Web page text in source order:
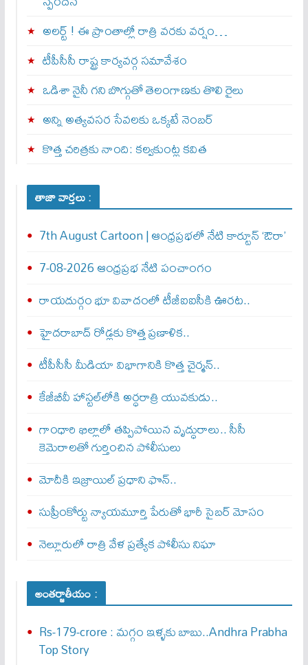
అల‌ర్ట్ ! ఈ ప్రాంతాల్లో రాత్రి వరకు వర్షం…
టీపీసీసీ రాష్ట్ర కార్యవర్గ సమావేశం
ఒడిశా నైనీ గని బొగ్గుతో తెలంగాణకు తొలి రైలు
అన్ని అత్యవసర సేవలకు ఒక్క‌టే నెంబ‌ర్‌
కొత్త చరిత్రకు నాంది: క‌ల్వ‌కుంట్ల కవిత
తాజా వార్తలు :
7th August Cartoon | ఆంధ్రప్రభలో నేటి కార్టూన్ ‘ఔరా’
7-08-2026 ఆంధ్రప్రభ నేటి పంచాంగం
రాయదుర్గం భూ వివాదంలో టీజీఐఐసీకి ఊరట..
హైదరాబాద్ రోడ్లకు కొత్త ప్రణాళిక..
టీపీసీసీ మీడియా విభాగానికి కొత్త చైర్మన్..
కేజీబీవీ హాస్టల్‌లోకి అర్ధరాత్రి యువకుడు..
గాంధారి ఖిల్లాలో తప్పిపోయిన వృద్ధురాలు.. సీసీ
కెమెరాలతో గుర్తించిన పోలీసులు
మోదీకి ఇజ్రాయిల్ ప్ర‌ధాని ఫొన్..
సుప్రీంకోర్టు న్యాయమూర్తి పేరుతో భారీ సైబర్ మోసం
నెల్లూరులో రాత్రి వేళ ప్రత్యేక పోలీసు నిఘా
అంతర్జాతీయం :
Rs-179-crore : మ‌గ్గం ఇళ్ళ‌కు బాబు..Andhra Prabha
Top Story